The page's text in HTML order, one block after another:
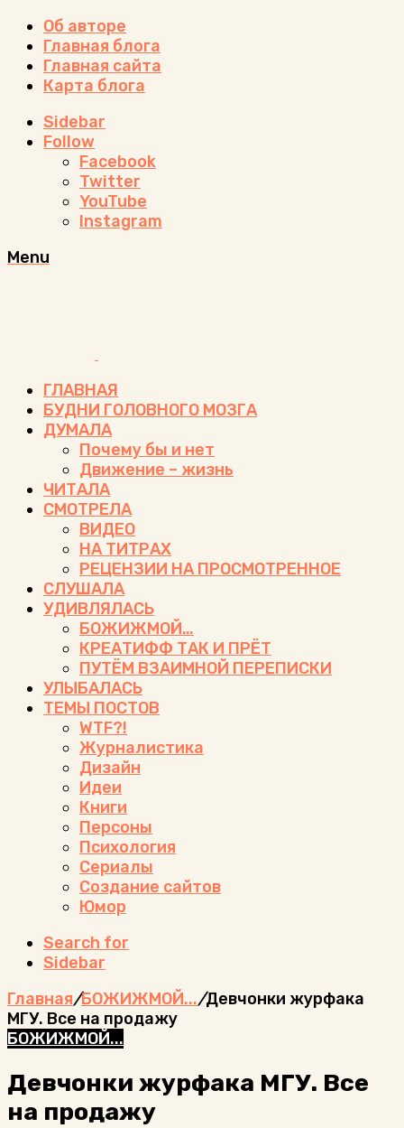
Об авторе
Главная блога
Главная сайта
Карта блога
Sidebar
Follow
Facebook
Twitter
YouTube
Instagram
Menu
ГЛАВНАЯ
БУДНИ ГОЛОВНОГО МОЗГА
ДУМАЛА
Почему бы и нет
Движение – жизнь
ЧИТАЛА
СМОТРЕЛА
ВИДЕО
НА ТИТРАХ
РЕЦЕНЗИИ НА ПРОСМОТРЕННОЕ
СЛУШАЛА
УДИВЛЯЛАСЬ
БОЖИЖМОЙ…
КРЕАТИФФ ТАК И ПРЁТ
ПУТЁМ ВЗАИМНОЙ ПЕРЕПИСКИ
УЛЫБАЛАСЬ
ТЕМЫ ПОСТОВ
WTF?!
Журналистика
Дизайн
Идеи
Книги
Персоны
Психология
Сериалы
Создание сайтов
Юмор
Search for
Sidebar
Главная/БОЖИЖМОЙ.../Девчонки журфака
МГУ. Все на продажу
БОЖИЖМОЙ...
Девчонки журфака МГУ. Все
на продажу